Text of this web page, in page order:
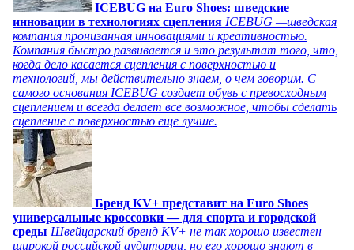
ICEBUG на Euro Shoes: шведские
инновации в технологиях сцепления ICEBUG —шведская
компания пронизанная инновациями и креативностью.
Компания быстро развивается и это результат того, что,
когда дело касается сцепления с поверхностью и
технологий, мы действительно знаем, о чем говорим. С
самого основания ICEBUG создает обувь с превосходным
сцеплением и всегда делает все возможное, чтобы сделать
сцепление с поверхностью еще лучше.
Бренд KV+ представит на Euro Shoes
универсальные кроссовки — для спорта и городской
среды Швейцарский бренд KV+ не так хорошо известен
широкой российской аудитории, но его хорошо знают в